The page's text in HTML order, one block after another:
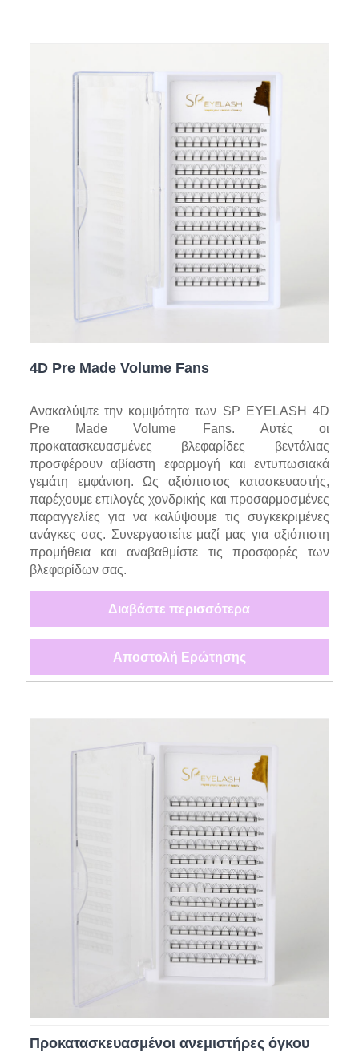
4D Pre Made Volume Fans
Ανακαλύψτε την κομψότητα των SP EYELASH 4D
Pre Made Volume Fans. Αυτές οι
προκατασκευασμένες βλεφαρίδες βεντάλιας
προσφέρουν αβίαστη εφαρμογή και εντυπωσιακά
γεμάτη εμφάνιση. Ως αξιόπιστος κατασκευαστής,
παρέχουμε επιλογές χονδρικής και προσαρμοσμένες
παραγγελίες για να καλύψουμε τις συγκεκριμένες
ανάγκες σας. Συνεργαστείτε μαζί μας για αξιόπιστη
προμήθεια και αναβαθμίστε τις προσφορές των
βλεφαρίδων σας.
Διαβάστε περισσότερα
Αποστολή Ερώτησης
Προκατασκευασμένοι ανεμιστήρες όγκου